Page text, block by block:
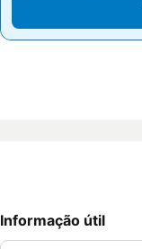
Informação útil